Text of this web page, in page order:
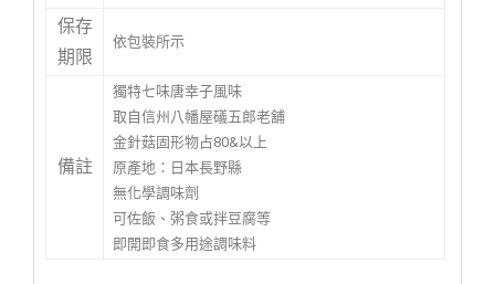
保存
期限
依包裝所示
備註
獨特七味唐幸子風味
取自信州八幡屋礒五郎老舖
金針菇固形物占80&以上
原產地：日本長野縣
無化學調味劑
可佐飯、粥食或拌豆腐等
即開即食多用途調味料